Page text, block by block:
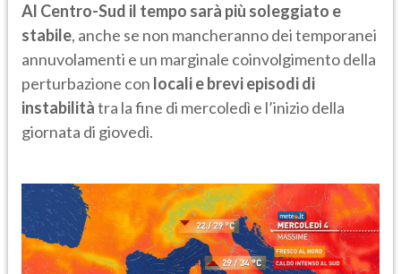
Al Centro-Sud il tempo sarà più soleggiato e
stabile, anche se non mancheranno dei temporanei
annuvolamenti e un marginale coinvolgimento della
perturbazione con locali e brevi episodi di
instabilitàtra la fine di mercoledì e l’inizio della
giornata di giovedì.